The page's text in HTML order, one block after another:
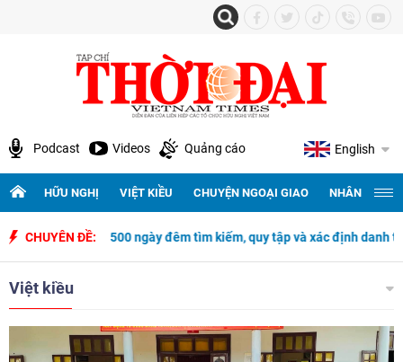
Podcast Videos Quảng cáo English
HỮU NGHỊ VIỆT KIỀU CHUYỆN NGOẠI GIAO NHÂN
CHUYÊN ĐỀ:
ngày đêm tìm kiếm, quy tập và xác định danh tính hài cốt liệt sĩ
Việt kiều